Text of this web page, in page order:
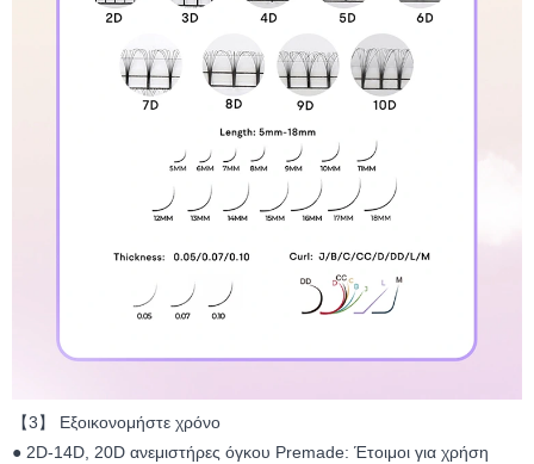
【3】 Εξοικονομήστε χρόνο
● 2D-14D, 20D ανεμιστήρες όγκου Premade: Έτοιμοι για χρήση